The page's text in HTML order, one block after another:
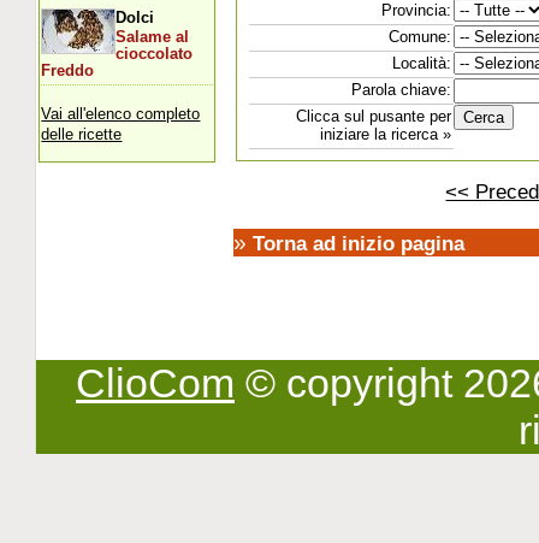
Provincia:
Comune:
Località:
Parola chiave:
Clicca sul pusante per
iniziare la ricerca »
<<
» Torna ad inizio pagina
Dolci
Salame al
cioccolato
Freddo
Vai all'elenco completo
delle ricette
ClioCom © copyright